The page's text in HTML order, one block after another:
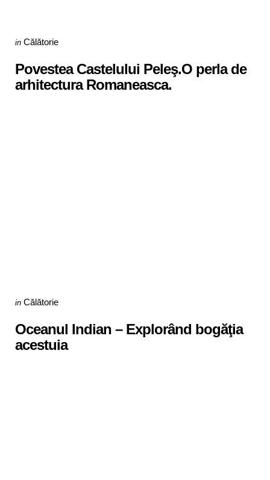
Categories
Posted
in Călătorie
Povestea Castelului Peleş.O perla de
arhitectura Romaneasca.
Categories
Posted
in Călătorie
Oceanul Indian – Explorând bogăţia
acestuia